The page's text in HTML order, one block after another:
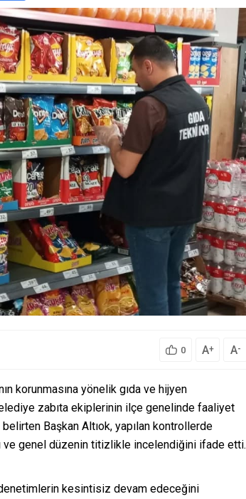
0 A+ A-
korunmasına yönelik gıda ve hijyen
zabıta ekiplerinin ilçe genelinde faaliyet
Başkan Altıok, yapılan kontrollerde
ve genel düzenin titizlikle incelendiğini ifade etti.
denetimlerin kesintisiz devam edeceğini